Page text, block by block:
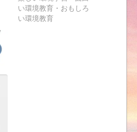
い環境教育・おもしろ
い環境教育